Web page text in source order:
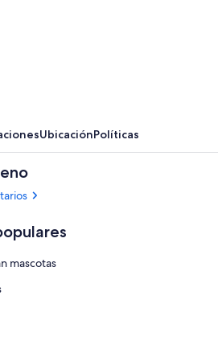
UbicaciónPolíticas
mascotas